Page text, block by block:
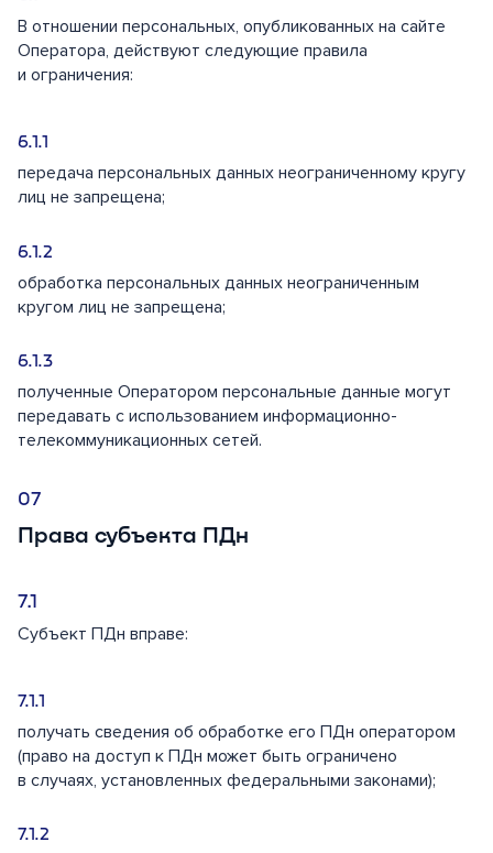
В отношении персональных, опубликованных на сайте
Оператора, действуют следующие правила
и ограничения:
передача персональных данных неограниченному кругу
лиц не запрещена;
обработка персональных данных неограниченным
кругом лиц не запрещена;
полученные Оператором персональные данные могут
передавать с использованием информационно-
телекоммуникационных сетей.
Права субъекта ПДн
Субъект ПДн вправе:
получать сведения об обработке его ПДн оператором
(право на доступ к ПДн может быть ограничено
в случаях, установленных федеральными законами);